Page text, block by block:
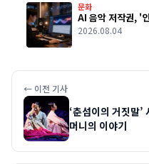
문화
AI 음악 저작권, '
2026.08.04
← 이전 기사
‘춘섬이의 거짓말
머니의 이야기